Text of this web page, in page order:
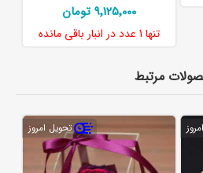
9٬125٬000 تومان
تنها 1 عدد در انبار باقی مانده
مرتبط
تحویل امروز